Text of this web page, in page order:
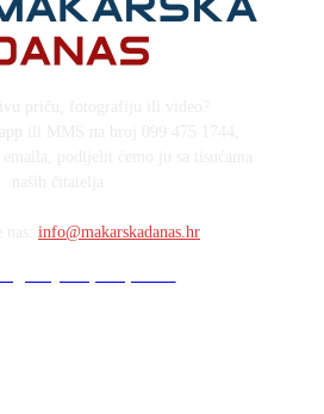
info@makarskadanas.hr